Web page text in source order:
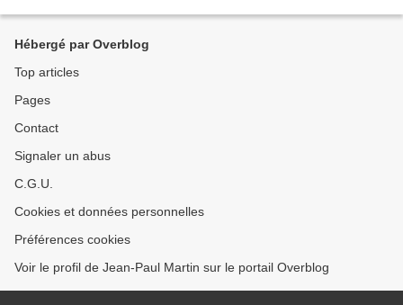
Hébergé par Overblog
Top articles
Pages
Contact
Signaler un abus
C.G.U.
Cookies et données personnelles
Préférences cookies
Voir le profil de Jean-Paul Martin sur le portail Overblog